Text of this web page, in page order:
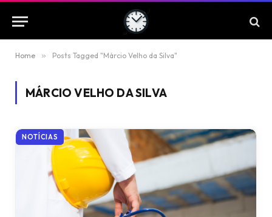
Home » Posts Tagged "Márcio Velho da Silva"
MÁRCIO VELHO DA SILVA
NOTÍCIAS